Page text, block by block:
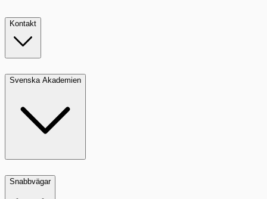
Kontakt
Svenska Akademien
Snabbvägar